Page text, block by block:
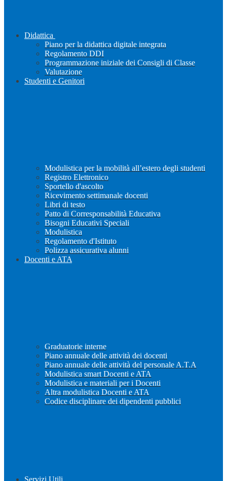
Didattica
Piano per la didattica digitale integrata
Regolamento DDI
Programmazione iniziale dei Consigli di Classe
Valutazione
Studenti e Genitori
Modulistica per la mobilità all’estero degli studenti
Registro Elettronico
Sportello d'ascolto
Ricevimento settimanale docenti
Libri di testo
Patto di Corresponsabilità Educativa
Bisogni Educativi Speciali
Modulistica
Regolamento d'Istituto
Polizza assicurativa alunni
Docenti e ATA
Graduatorie interne
Piano annuale delle attività dei docenti
Piano annuale delle attività del personale A.T.A
Modulistica smart Docenti e ATA
Modulistica e materiali per i Docenti
Altra modulistica Docenti e ATA
Codice disciplinare dei dipendenti pubblici